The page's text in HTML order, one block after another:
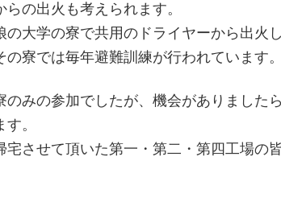
の出火も考えられます。
の大学の寮で共用のドライヤーから出火
の寮では毎年避難訓練が行われています。
のみの参加でしたが、機会がありました
。
宅させて頂いた第一・第二・第四工場の